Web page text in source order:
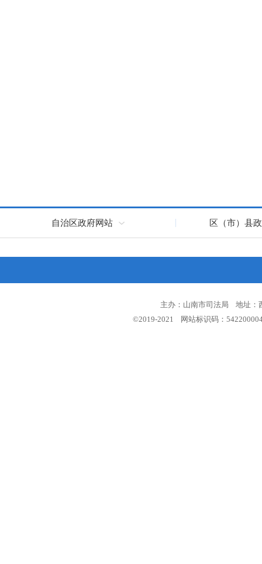
自治区政府网站 区（市）县
主办：山南市司法局 地址：
©2019-2021 网站标识码：